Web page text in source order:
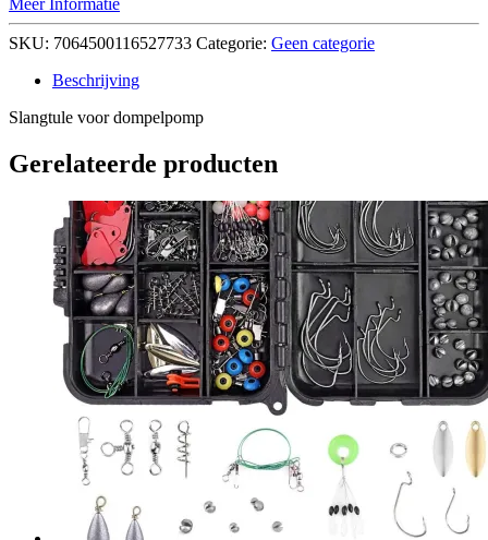
SKU: 7064500116527733 Categorie: Geen categorie
Beschrijving
Slangtule voor dompelpomp
Gerelateerde producten